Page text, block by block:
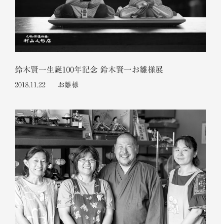
人形供養祭
店舗のご案内
お問い合わせ
プライバシーポリシー
サイトマップ
鈴木賢一生誕100年記念 鈴木賢一お雛様展
2018.11.22 お雛様